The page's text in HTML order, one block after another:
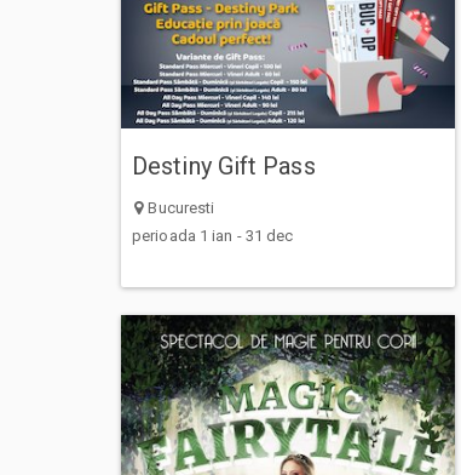
Destiny Gift Pass
Bucuresti
perioada 1 ian - 31 dec